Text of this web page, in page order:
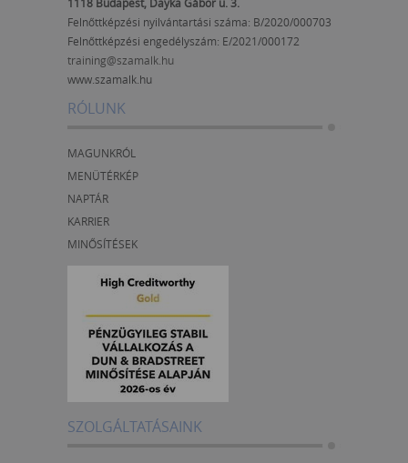
Felnőttképzési nyilvántartási száma: B/2020/000703
Felnőttképzési engedélyszám: E/2021/000172
training@szamalk.hu
www.szamalk.hu
RÓLUNK
MAGUNKRÓL
MENÜTÉRKÉP
NAPTÁR
KARRIER
MINŐSÍTÉSEK
SZOLGÁLTATÁSAINK